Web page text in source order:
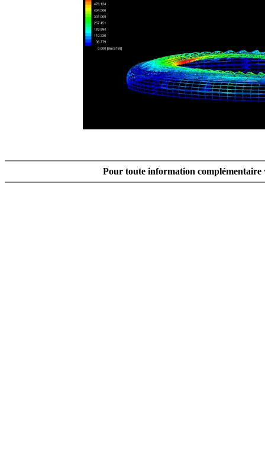
Pour toute information complémentaire